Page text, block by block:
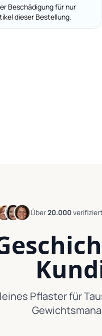
Beschädigung für nur
dieser Bestellung.
Über20.000
Pflaster für